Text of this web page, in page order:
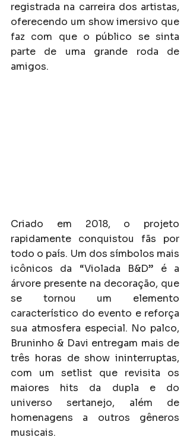
registrada na carreira dos artistas,
oferecendo um show imersivo que
faz com que o público se sinta
parte de uma grande roda de
amigos.
Criado em 2018, o projeto
rapidamente conquistou fãs por
todo o país. Um dos símbolos mais
icônicos da “Violada B&D” é a
árvore presente na decoração, que
se tornou um elemento
característico do evento e reforça
sua atmosfera especial. No palco,
Bruninho & Davi entregam mais de
três horas de show ininterruptas,
com um setlist que revisita os
maiores hits da dupla e do
universo sertanejo, além de
homenagens a outros gêneros
musicais.